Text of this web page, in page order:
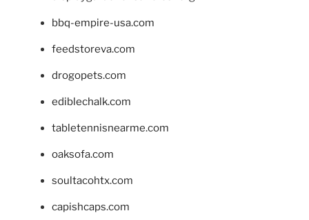
bbq-empire-usa.com
feedstoreva.com
drogopets.com
ediblechalk.com
tabletennisnearme.com
oaksofa.com
soultacohtx.com
capishcaps.com